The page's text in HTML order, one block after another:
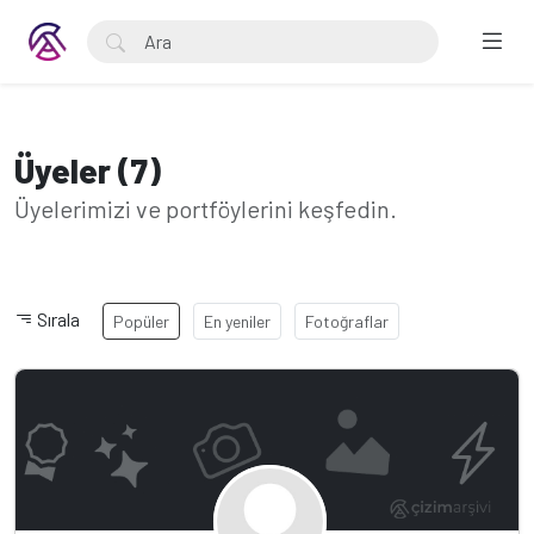
Üyeler (7)
Üyelerimizi ve portföylerini keşfedin.
Sırala Popüler En yeniler Fotoğraflar